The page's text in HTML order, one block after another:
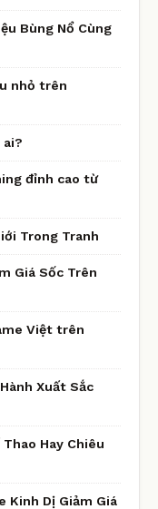
Bùng Nổ Cùng
nhỏ trên
ai?
đỉnh cao từ
Trong Tranh
Giá Sốc Trên
Việt trên
Xuất Sắc
Hay Chiêu
Kinh Dị Giảm Giá